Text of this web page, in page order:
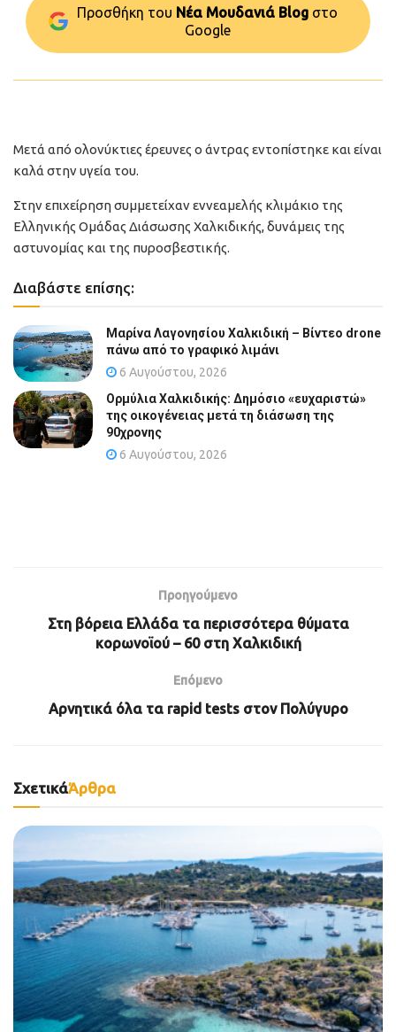
Προσθήκη του Νέα Μουδανιά Blog στo
Google
Μετά από ολονύκτιες έρευνες ο άντρας εντοπίστηκε και είναι
καλά στην υγεία του.
Στην επιχείρηση συμμετείχαν εννεαμελής κλιμάκιο της
Ελληνικής Ομάδας Διάσωσης Χαλκιδικής, δυνάμεις της
αστυνομίας και της πυροσβεστικής.
Διαβάστε επίσης:
Μαρίνα Λαγονησίου Χαλκιδική – Βίντεο drone
πάνω από το γραφικό λιμάνι
6 Αυγούστου, 2026
Ορμύλια Χαλκιδικής: Δημόσιο «ευχαριστώ»
της οικογένειας μετά τη διάσωση της
90χρονης
6 Αυγούστου, 2026
Προηγούμενο
Στη βόρεια Ελλάδα τα περισσότερα θύματα
κορωνοϊού – 60 στη Χαλκιδική
Επόμενο
Αρνητικά όλα τα rapid tests στον Πολύγυρο
ΣχετικάΆρθρα